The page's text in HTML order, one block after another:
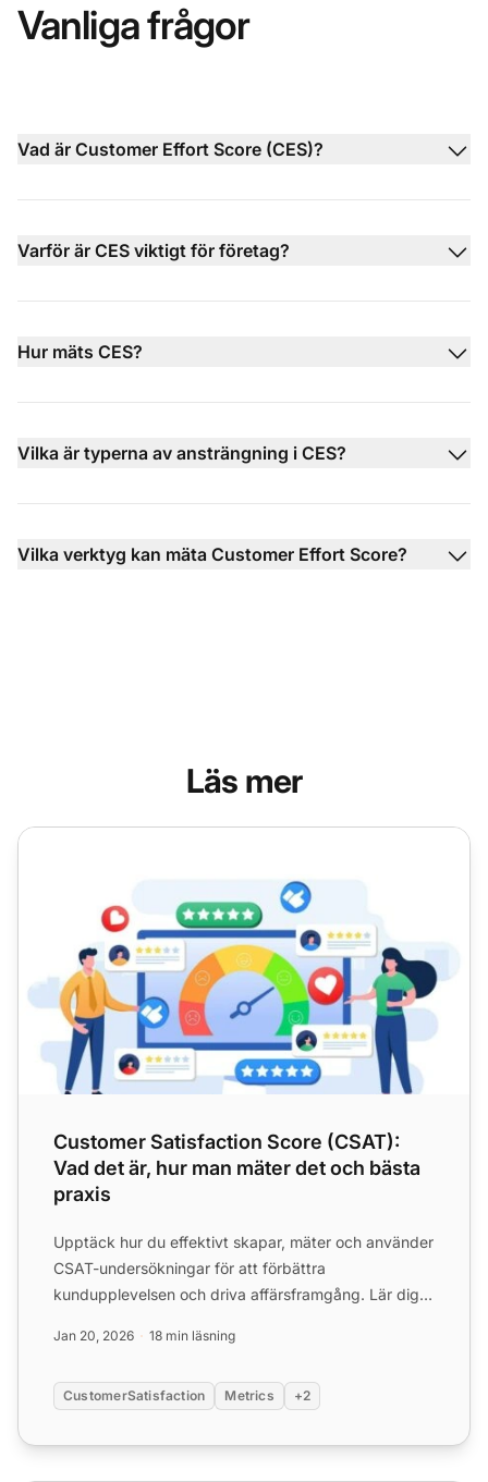
Vanliga frågor
Vad är Customer Effort Score (CES)?
Varför är CES viktigt för företag?
Hur mäts CES?
Vilka är typerna av ansträngning i CES?
Vilka verktyg kan mäta Customer Effort Score?
Läs mer
Customer Satisfaction Score (CSAT): Vad det är, hur
Customer Satisfaction Score (CSAT):
Vad det är, hur man mäter det och bästa
praxis
Upptäck hur du effektivt skapar, mäter och använder
CSAT-undersökningar för att förbättra
kundupplevelsen och driva affärsframgång. Lär dig
Jan 20, 2026 18 min läsning
CustomerSatisfaction Metrics +2